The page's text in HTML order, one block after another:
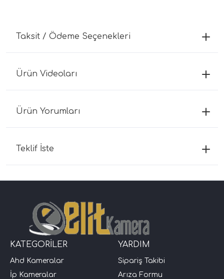
Taksit / Ödeme Seçenekleri
Ürün Videoları
Ürün Yorumları
Teklif İste
KATEGORİLER
Ahd Kameralar
İp Kameralar
YARDIM
Sipariş Takibi
Arıza Formu